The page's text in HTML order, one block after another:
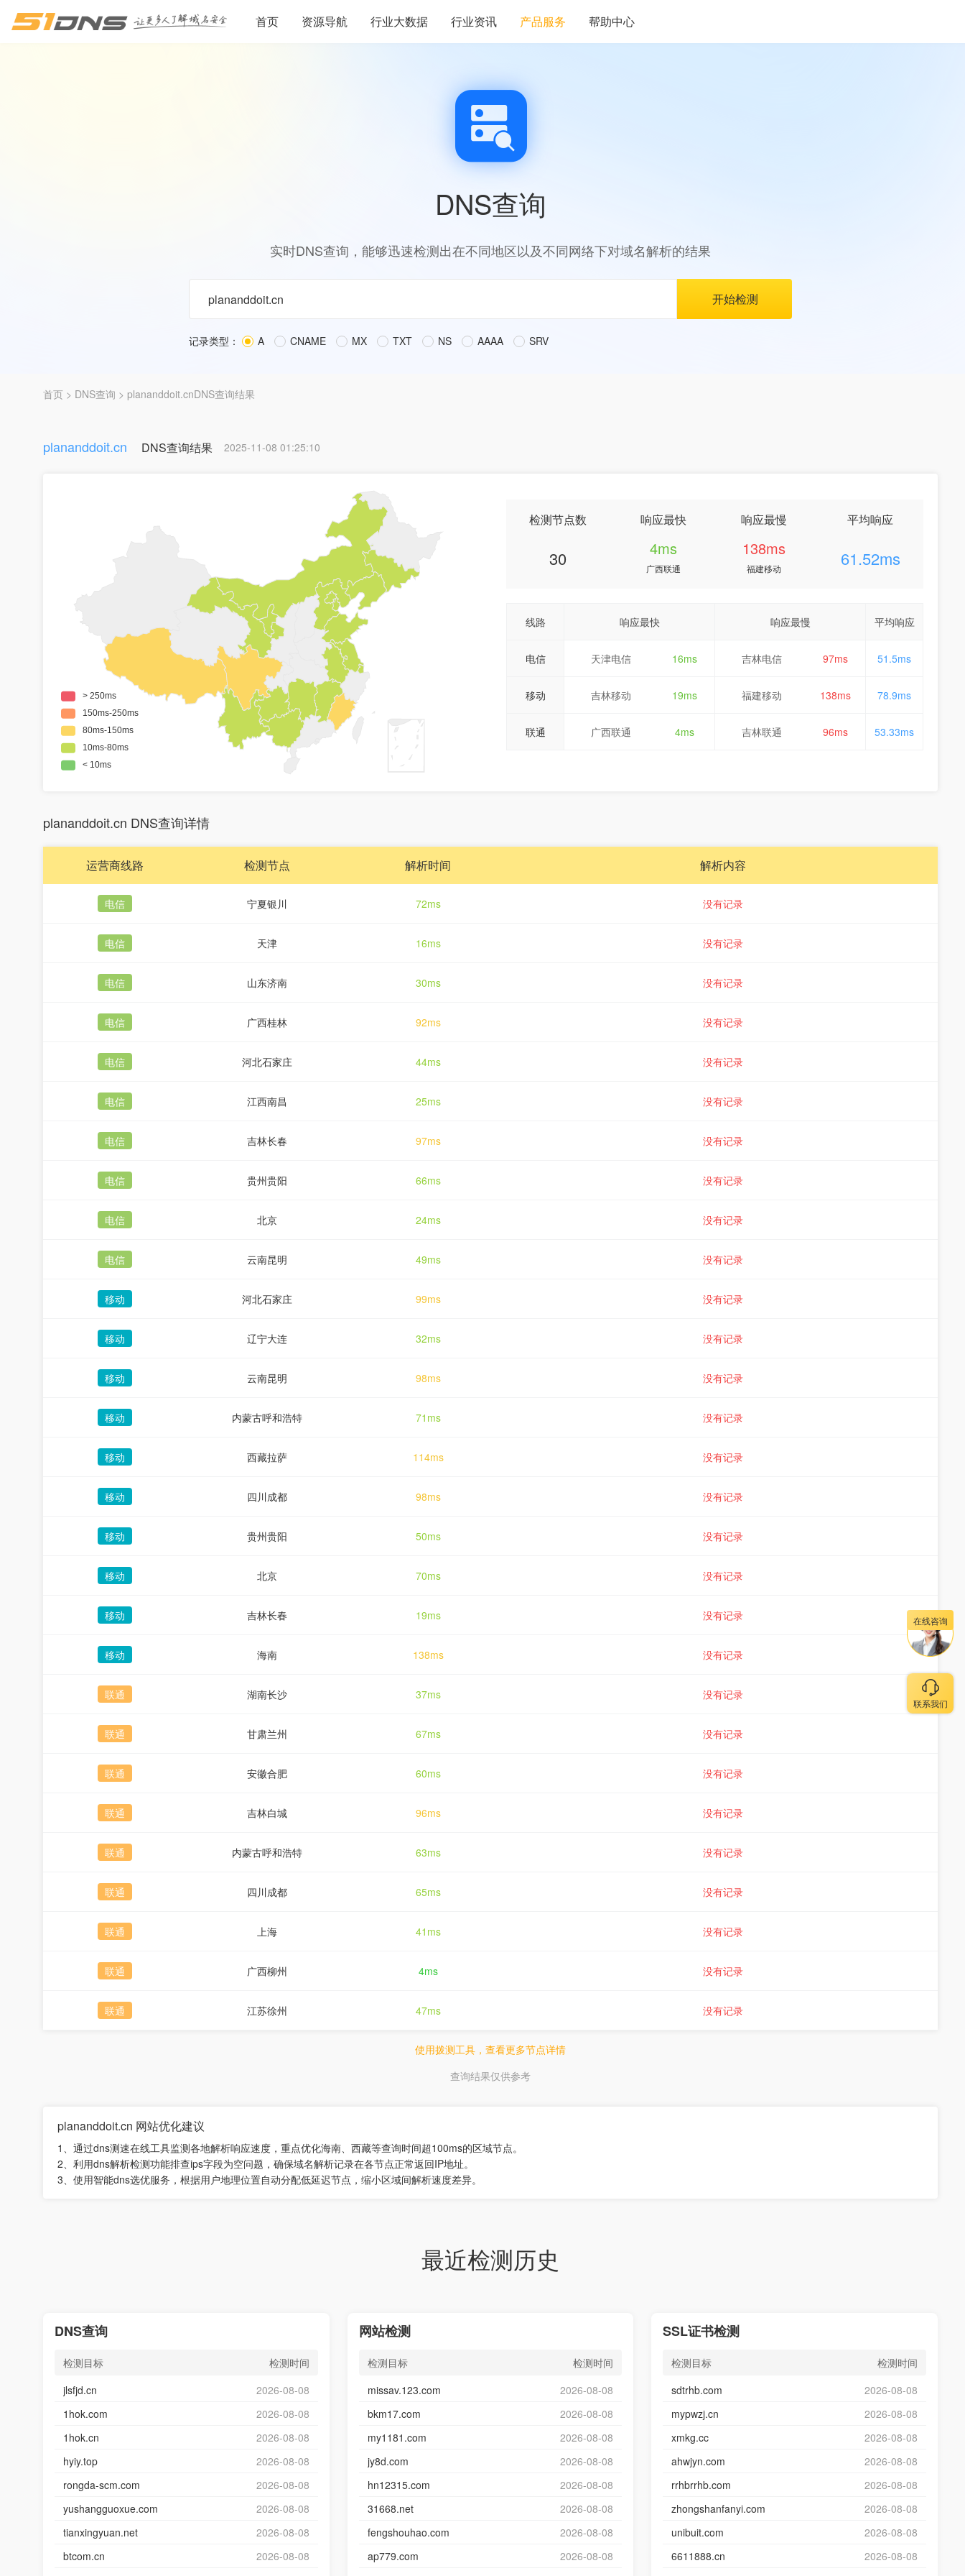
首页 资源导航 行业大数据 行业资讯 产品服务 帮助中心
DNS查询
实时DNS查询，能够迅速检测出在不同地区以及不同网络下对域名解析的结果
记录类型： A CNAME MX TXT NS AAAA SRV
首页 > DNS查询 > plananddoit.cnDNS查询结果
plananddoit.cn DNS查询结果 2025-11-08 01:25:10
检测节点数
30
响应最快
4ms
广西联通
响应最慢
138ms
福建移动
平均响应
61.52ms
线路 响应最快 响应最慢 平均响应
电信 天津电信 16ms 吉林电信 97ms 51.5ms
移动 吉林移动 19ms 福建移动 138ms 78.9ms
联通 广西联通 4ms 吉林联通 96ms 53.33ms
plananddoit.cn DNS查询详情
运营商线路 检测节点 解析时间 解析内容
电信 宁夏银川 72ms 没有记录
电信 天津 16ms 没有记录
电信 山东济南 30ms 没有记录
电信 广西桂林 92ms 没有记录
电信 河北石家庄 44ms 没有记录
电信 江西南昌 25ms 没有记录
电信 吉林长春 97ms 没有记录
电信 贵州贵阳 66ms 没有记录
电信 北京 24ms 没有记录
电信 云南昆明 49ms 没有记录
移动 河北石家庄 99ms 没有记录
移动 辽宁大连 32ms 没有记录
移动 云南昆明 98ms 没有记录
移动 内蒙古呼和浩特 71ms 没有记录
移动 西藏拉萨 114ms 没有记录
移动 四川成都 98ms 没有记录
移动 贵州贵阳 50ms 没有记录
移动 北京 70ms 没有记录
移动 吉林长春 19ms 没有记录
移动 海南 138ms 没有记录
联通 湖南长沙 37ms 没有记录
联通 甘肃兰州 67ms 没有记录
联通 安徽合肥 60ms 没有记录
联通 吉林白城 96ms 没有记录
联通 内蒙古呼和浩特 63ms 没有记录
联通 四川成都 65ms 没有记录
联通 上海 41ms 没有记录
联通 广西柳州 4ms 没有记录
联通 江苏徐州 47ms 没有记录
使用拨测工具，查看更多节点详情
查询结果仅供参考
plananddoit.cn 网站优化建议
1、通过dns测速在线工具监测各地解析响应速度，重点优化海南、西藏等查询时间超100ms的区域节点。
2、利用dns解析检测功能排查ips字段为空问题，确保域名解析记录在各节点正常返回IP地址。
3、使用智能dns选优服务，根据用户地理位置自动分配低延迟节点，缩小区域间解析速度差异。
最近检测历史
DNS查询
检测目标
检测时间
jlsfjd.cn
2026-08-08
1hok.com
2026-08-08
1hok.cn
2026-08-08
hyiy.top
2026-08-08
rongda-scm.com
2026-08-08
yushangguoxue.com
2026-08-08
tianxingyuan.net
2026-08-08
btcom.cn
2026-08-08
网站检测
检测目标
检测时间
missav.123.com
2026-08-08
bkm17.com
2026-08-08
my1181.com
2026-08-08
jy8d.com
2026-08-08
hn12315.com
2026-08-08
31668.net
2026-08-08
fengshouhao.com
2026-08-08
ap779.com
2026-08-08
SSL证书检测
检测目标
检测时间
sdtrhb.com
2026-08-08
mypwzj.cn
2026-08-08
xmkg.cc
2026-08-08
ahwjyn.com
2026-08-08
rrhbrrhb.com
2026-08-08
zhongshanfanyi.com
2026-08-08
unibuit.com
2026-08-08
6611888.cn
2026-08-08
在线咨询
联系我们